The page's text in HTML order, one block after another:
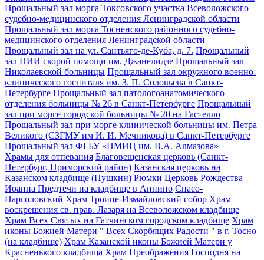
Прощальный зал морга Токсовского участка Всеволожского
судебно-медицинского отделения Ленинградской области
Прощальный зал морга Тосненского районного судебно-
медицинского отделения Ленинградской области
Прощальный зал на ул. Сантьяго-де-Куба, д. 7. Прощальный
зал НИИ скорой помощи им. Джанелидзе Прощальный зал
Николаевской больницы Прощальный зал окружного военно-
клинического госпиталя им. З. П. Соловьёва в Санкт-
Петербурге Прощальный зал патологоанатомического
отделения больницы № 26 в Санкт-Петербурге Прощальный
зал при морге городской больницы № 20 на Гастелло
Прощальный зал при морге клинической больницы им. Петра
Великого (СЗГМУ им И. И. Мечникова) в Санкт-Петербурге
Прощальный зал ФГБУ «НМИЦ им. В.А. Алмазова»
Храмы для отпевания Благовещенская церковь (Санкт-
Петербург, Приморский район) Казанская церковь на
Казанском кладбище (Пушкин) Рюмки Церковь Рождества
Иоанна Предтечи на кладбище в Аннино Спасо-
Парголовский Храм Троице-Измайловский собор Храм
воскрешения св. прав. Лазаря на Всеволожском кладбище
Храм Всех Святых на Гатчинском городском кладбище Храм
иконы Божией Матери " Всех Скорбящих Радости " в г. Тосно
(на кладбище) Храм Казанской иконы Божией Матери у
Красненького кладбища Храм Преображения Господня на